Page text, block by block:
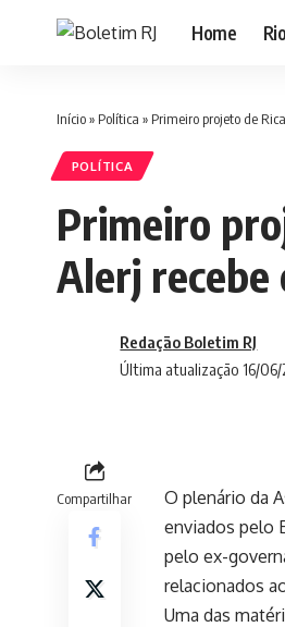
Home Rio
Início» Política » Primeiro projeto de
POLÍTICA
Primeiro
Alerj recebe
Última atualização 16/06/
Redação Boletim RJ
Compartilhar
O plenário da
enviados pelo
pelo ex-
relacionados
Uma das